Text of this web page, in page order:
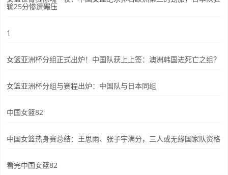
输25分惨遭碾压
1
女篮亚洲杯分组正式出炉！中国队获上上签：澳洲韩国进死亡之组？
女篮亚洲杯分组与赛程出炉：中国队与日本同组
中国女篮82
中国女篮热身赛总结：王思雨、张子宇满分，三人或无缘国家队资格
看完中国女篮82